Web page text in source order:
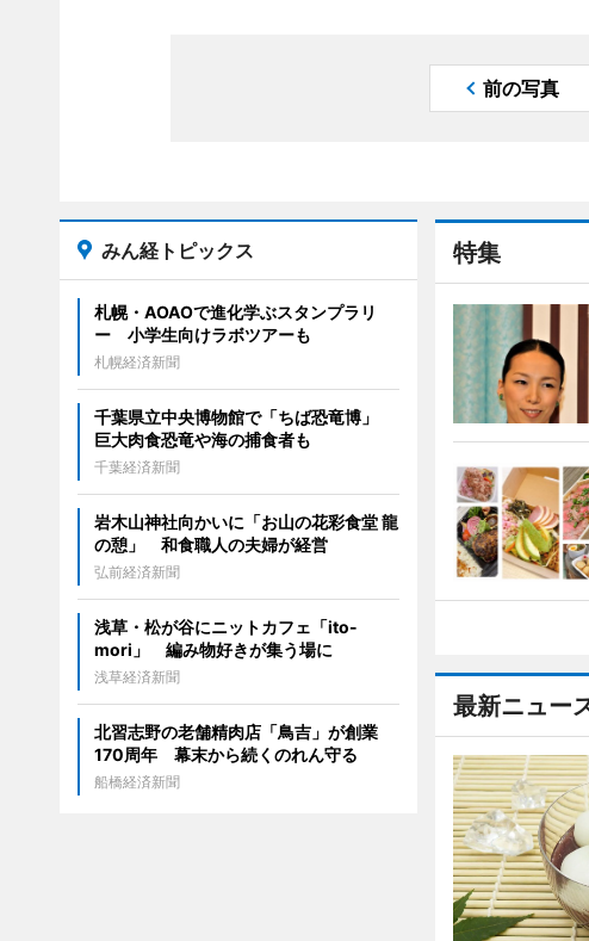
前の写真
特集
最新ニュー
みん経トピックス
札幌・AOAOで進化学ぶスタンプラリ
ー 小学生向けラボツアーも
札幌経済新聞
千葉県立中央博物館で「ちば恐竜博」
巨大肉食恐竜や海の捕食者も
千葉経済新聞
岩木山神社向かいに「お山の花彩食堂 龍
の憩」 和食職人の夫婦が経営
弘前経済新聞
浅草・松が谷にニットカフェ「ito-
mori」 編み物好きが集う場に
浅草経済新聞
北習志野の老舗精肉店「鳥吉」が創業
170周年 幕末から続くのれん守る
船橋経済新聞